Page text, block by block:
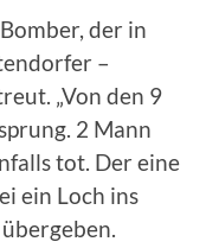
der in
–
„Von den 9
2 Mann
tot. Der eine
ein Loch ins